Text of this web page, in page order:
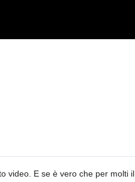
video. E se è vero che per molti il